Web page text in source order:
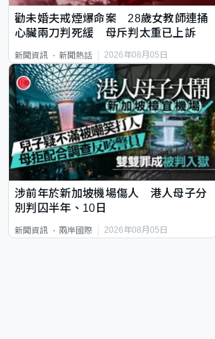
勸未婚夫戒煙爆命案 28歲女教師連捅
心臟兩刀判死緩 母斥判太重已上訴
新聞資訊 新聞熱話 2026年08月05日
涉前年於新加坡機場傷人 港人母子分
別判囚半年、10日
新聞資訊 兩岸國際 2026年08月05日